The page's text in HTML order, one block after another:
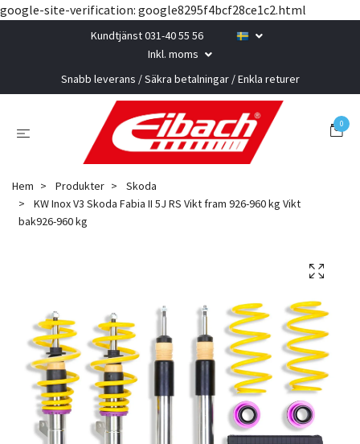
google-site-verification: google8295f4bcf28ce1c2.html
Kundtjänst 031-40 55 56
Inkl. moms
Snabb leverans / Säkra betalningar / Enkla returer
0
Hem Produkter
Skoda
KW Inox V3 Skoda Fabia II 5J RS Vikt fram 926-960 kg Vikt
bak926-960 kg